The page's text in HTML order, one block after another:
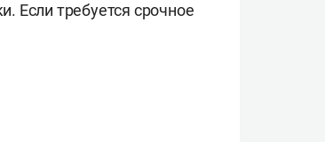
Если требуется срочное